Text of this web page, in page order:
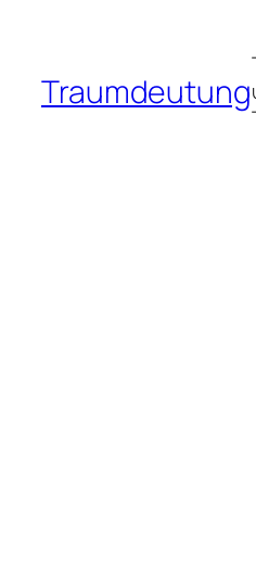
springen
Traumdeutung